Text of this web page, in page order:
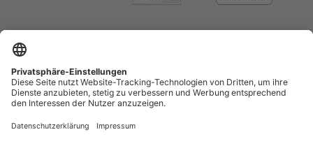
Impressum
Menschenrechte (LkSG) Erklärung zur Barrierefreiheit
Kontrast erhöhen Vertrag widerrufen